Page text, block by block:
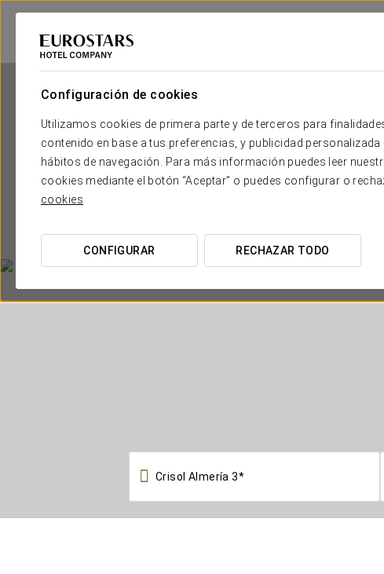
Configuración de cookies
Utilizamos cookies de primera parte y de terceros para
contenido en base a tus preferencias, y publicidad
hábitos de navegación. Para más información puedes leer
cookies mediante el botón “Aceptar” o puedes configurar o
cookies
CONFIGURAR RECHAZAR TODO
